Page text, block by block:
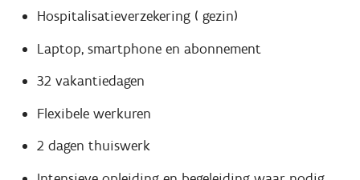
Hospitalisatieverzekering ( gezin)
Laptop, smartphone en abonnement
32 vakantiedagen
Flexibele werkuren
2 dagen thuiswerk